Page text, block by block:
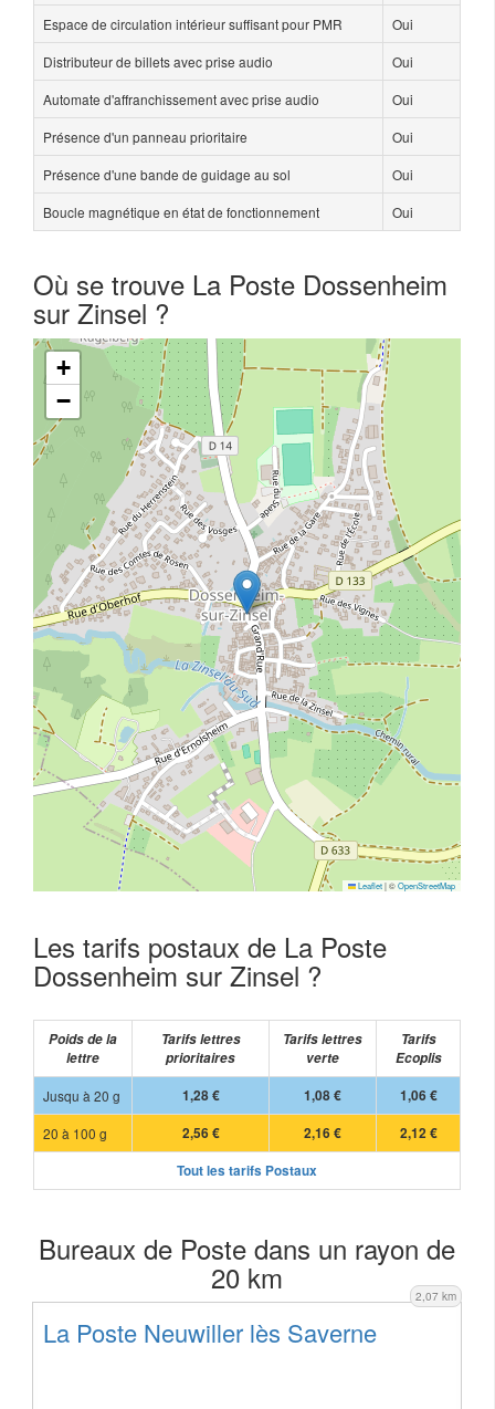
Espace de circulation intérieur suffisant pour PMR
Oui
Distributeur de billets avec prise audio
Oui
Automate d'affranchissement avec prise audio
Oui
Présence d'un panneau prioritaire
Oui
Présence d'une bande de guidage au sol
Oui
Boucle magnétique en état de fonctionnement
Oui
Où se trouve La Poste Dossenheim
sur Zinsel ?
+
−
Leaflet|©OpenStreetMap
Les tarifs postaux de La Poste
Dossenheim sur Zinsel ?
Poids de la
lettre
Tarifs lettres
prioritaires
Tarifs lettres
verte
Tarifs
Ecoplis
Jusqu à 20 g
1,28 € 1,08 €
1,06 €
20 à 100 g
2,56 € 2,16 €
2,12 €
Tout les tarifs Postaux
Bureaux de Poste dans un rayon de
20 km 2,07 km
La Poste Neuwiller lès Saverne